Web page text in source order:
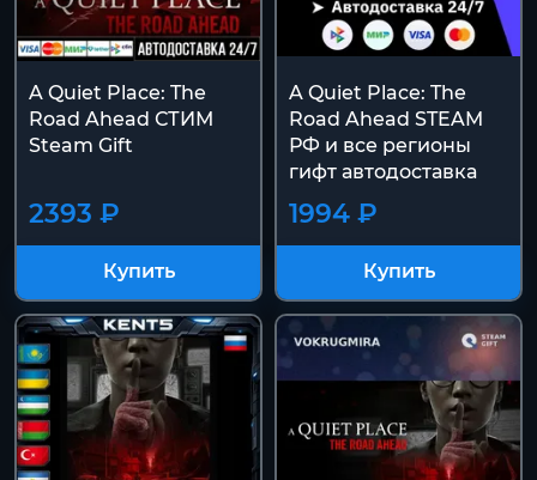
A Quiet Place: The
Road Ahead СТИМ
Steam Gift
2393 ₽
Купить
A Quiet Place: The
Road Ahead STEAM
РФ и все регионы
гифт автодоставка
1994 ₽
Купить